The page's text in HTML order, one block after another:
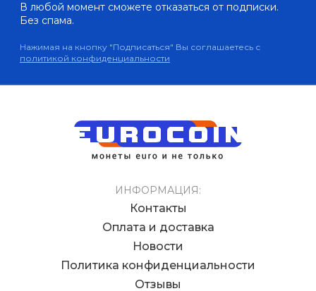
В любой момент сможете отказаться от подписки.
Без спама.
Нажимая на кнопку "Подписаться" Вы соглашаетесь с
политикой конфиденциальности
ИНФОРМАЦИЯ:
Контакты
Оплата и доставка
Новости
Политика конфиденциальности
Отзывы